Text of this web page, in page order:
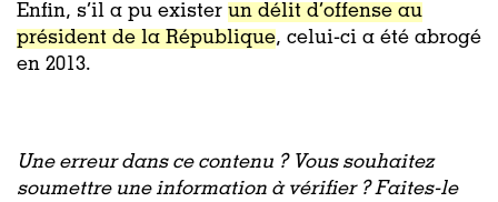
Enfin, s’il a pu exister un délit d’offense au
président de la République, celui-ci a été abrogé
en 2013.
Une erreur dans ce contenu ? Vous souhaitez
soumettre une information à vérifier ? Faites-le